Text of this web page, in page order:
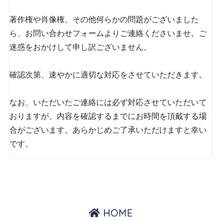
著作権や肖像権、その他何らかの問題がございました
ら、お問い合わせフォームよりご連絡くださいませ。ご
迷惑をおかけして申し訳ございません。
確認次第、速やかに適切な対応をさせていただきます。
なお、いただいたご連絡には必ず対応させていただいて
おりますが、内容を確認するまでにお時間を頂戴する場
合がございます。あらかじめご了承いただけますと幸い
です。
HOME